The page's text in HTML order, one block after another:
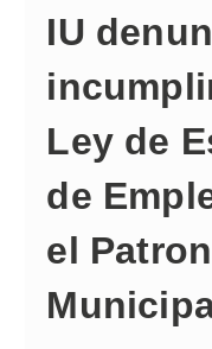
IU
Ley de
de
el